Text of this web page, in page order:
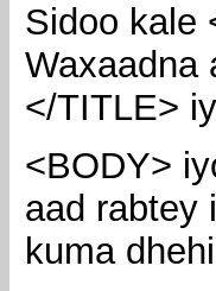
Sidoo kale
Waxaadna
</TITLE>
<BODY>
aad rabtey
kuma